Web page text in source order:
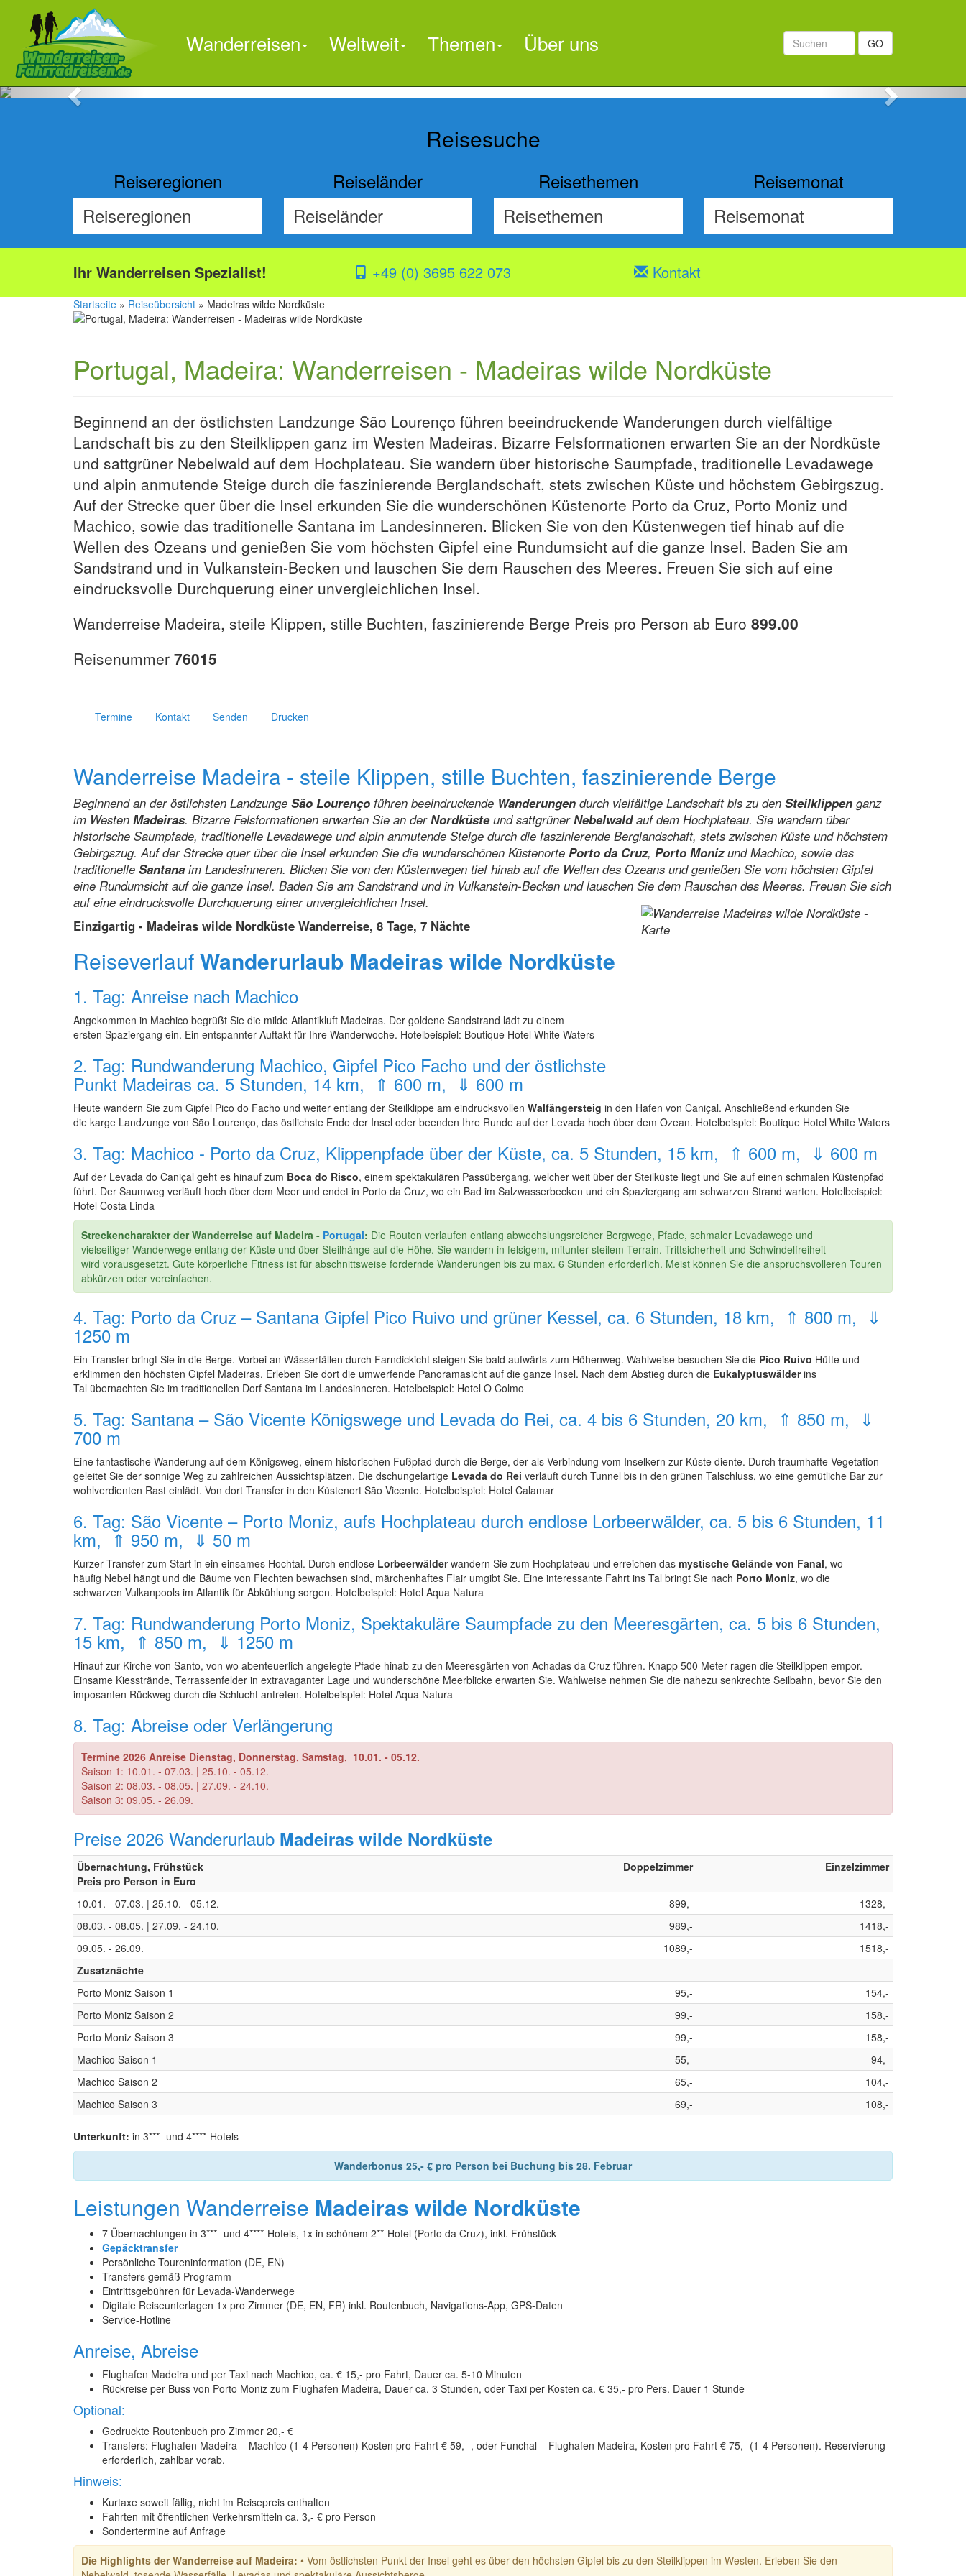

Previous Next
GO
Wanderreisen Weltweit Themen Über uns
Reisesuche
Reiseregionen Reiseländer Reisethemen Reisemonat
Ihr Wanderreisen Spezialist! +49 (0) 3695 622 073 Kontakt
Startseite » Reiseübersicht » Madeiras wilde Nordküste
Portugal, Madeira: Wanderreisen - Madeiras wilde Nordküste
Beginnend an der östlichsten Landzunge São Lourenço führen beeindruckende Wanderungen durch vielfältige
Landschaft bis zu den Steilklippen ganz im Westen Madeiras. Bizarre Felsformationen erwarten Sie an der Nordküste
und sattgrüner Nebelwald auf dem Hochplateau. Sie wandern über historische Saumpfade, traditionelle Levadawege
und alpin anmutende Steige durch die faszinierende Berglandschaft, stets zwischen Küste und höchstem Gebirgszug.
Auf der Strecke quer über die Insel erkunden Sie die wunderschönen Küstenorte Porto da Cruz, Porto Moniz und
Machico, sowie das traditionelle Santana im Landesinneren. Blicken Sie von den Küstenwegen tief hinab auf die
Wellen des Ozeans und genießen Sie vom höchsten Gipfel eine Rundumsicht auf die ganze Insel. Baden Sie am
Sandstrand und in Vulkanstein-Becken und lauschen Sie dem Rauschen des Meeres. Freuen Sie sich auf eine
eindrucksvolle Durchquerung einer unvergleichlichen Insel.
Wanderreise Madeira, steile Klippen, stille Buchten, faszinierende Berge Preis pro Person ab Euro 899.00
Reisenummer 76015
Termine Kontakt Senden Drucken
Wanderreise Madeira - steile Klippen, stille Buchten, faszinierende Berge
Beginnend an der östlichsten Landzunge São Lourenço führen beeindruckende Wanderungen durch vielfältige Landschaft bis zu den Steilklippen ganz
im Westen Madeiras. Bizarre Felsformationen erwarten Sie an derNordküsteund sattgrünerNebelwaldauf dem Hochplateau. Sie wandern über
historische Saumpfade, traditionelle Levadawege und alpin anmutende Steige durch die faszinierende Berglandschaft, stets zwischen Küste und höchstem
Gebirgszug. Auf der Strecke quer über die Insel erkunden Sie die wunderschönen Küstenorte Porto da Cruz, Porto Monizund Machico, sowie das
traditionelle Santana im Landesinneren. Blicken Sie von den Küstenwegen tief hinab auf die Wellen des Ozeans und genießen Sie vom höchsten Gipfel
eine Rundumsicht auf die ganze Insel. Baden Sie am Sandstrand und in Vulkanstein-Becken und lauschen Sie dem Rauschen des Meeres. Freuen Sie sich
auf eine eindrucksvolle Durchquerung einer unvergleichlichen Insel.
Einzigartig - Madeiras wilde Nordküste Wanderreise, 8 Tage, 7 Nächte
ReiseverlaufWanderurlaub Madeiras wilde Nordküste
1. Tag: Anreise nach Machico
Angekommen in Machico begrüßt Sie die milde Atlantikluft Madeiras. Der goldene Sandstrand lädt zu einem
ersten Spaziergang ein. Ein entspannter Auftakt für Ihre Wanderwoche. Hotelbeispiel: Boutique Hotel White Waters
2. Tag: Rundwanderung Machico, Gipfel Pico Facho und der östlichste
Punkt Madeiras ca. 5 Stunden, 14 km, ⇑ 600 m, ⇓ 600 m
Heute wandern Sie zum Gipfel Pico do Facho und weiter entlang der Steilklippe am eindrucksvollen Walfängersteig in den Hafen von Caniçal. Anschließend erkunden Sie
die karge Landzunge von São Lourenço, das östlichste Ende der Insel oder beenden Ihre Runde auf der Levada hoch über dem Ozean. Hotelbeispiel: Boutique Hotel White Waters
3. Tag: Machico - Porto da Cruz, Klippenpfade über der Küste, ca. 5 Stunden, 15 km, ⇑ 600 m, ⇓ 600 m
Auf der Levada do Caniçal geht es hinauf zum Boca do Risco, einem spektakulären Passübergang, welcher weit über der Steilküste liegt und Sie auf einen schmalen Küstenpfad
führt. Der Saumweg verläuft hoch über dem Meer und endet in Porto da Cruz, wo ein Bad im Salzwasserbecken und ein Spaziergang am schwarzen Strand warten. Hotelbeispiel:
Hotel Costa Linda
Streckencharakter der Wanderreise auf Madeira - Portugal: Die Routen verlaufen entlang abwechslungsreicher Bergwege, Pfade, schmaler Levadawege und
vielseitiger Wanderwege entlang der Küste und über Steilhänge auf die Höhe. Sie wandern in felsigem, mitunter steilem Terrain. Trittsicherheit und Schwindelfreiheit
wird vorausgesetzt. Gute körperliche Fitness ist für abschnittsweise fordernde Wanderungen bis zu max. 6 Stunden erforderlich. Meist können Sie die anspruchsvolleren Touren
abkürzen oder vereinfachen.
4. Tag: Porto da Cruz – Santana Gipfel Pico Ruivo und grüner Kessel, ca. 6 Stunden, 18 km, ⇑ 800 m, ⇓
1250 m
Ein Transfer bringt Sie in die Berge. Vorbei an Wässerfällen durch Farndickicht steigen Sie bald aufwärts zum Höhenweg. Wahlweise besuchen Sie die Pico Ruivo Hütte und
erklimmen den höchsten Gipfel Madeiras. Erleben Sie dort die umwerfende Panoramasicht auf die ganze Insel. Nach dem Abstieg durch die Eukalyptuswälderins
Tal übernachten Sie im traditionellen Dorf Santana im Landesinneren. Hotelbeispiel: Hotel O Colmo
5. Tag: Santana – São Vicente Königswege und Levada do Rei, ca. 4 bis 6 Stunden, 20 km, ⇑ 850 m, ⇓
700 m
Eine fantastische Wanderung auf dem Königsweg, einem historischen Fußpfad durch die Berge, der als Verbindung vom Inselkern zur Küste diente. Durch traumhafte Vegetation
geleitet Sie der sonnige Weg zu zahlreichen Aussichtsplätzen. Die dschungelartige Levada do Rei verläuft durch Tunnel bis in den grünen Talschluss, wo eine gemütliche Bar zur
wohlverdienten Rast einlädt. Von dort Transfer in den Küstenort São Vicente. Hotelbeispiel: Hotel Calamar
6. Tag: São Vicente – Porto Moniz, aufs Hochplateau durch endlose Lorbeerwälder, ca. 5 bis 6 Stunden, 11
km, ⇑ 950 m, ⇓ 50 m
Kurzer Transfer zum Start in ein einsames Hochtal. Durch endlose Lorbeerwälderwandern Sie zum Hochplateau und erreichen das mystische Gelände von Fanal, wo
häufig Nebel hängt und die Bäume von Flechten bewachsen sind, märchenhaftes Flair umgibt Sie. Eine interessante Fahrt ins Tal bringt Sie nach Porto Moniz, wo die
schwarzen Vulkanpools im Atlantik für Abkühlung sorgen. Hotelbeispiel: Hotel Aqua Natura
7. Tag: Rundwanderung Porto Moniz, Spektakuläre Saumpfade zu den Meeresgärten, ca. 5 bis 6 Stunden,
15 km, ⇑ 850 m, ⇓ 1250 m
Hinauf zur Kirche von Santo, von wo abenteuerlich angelegte Pfade hinab zu den Meeresgärten von Achadas da Cruz führen. Knapp 500 Meter ragen die Steilklippen empor.
Einsame Kiesstrände, Terrassenfelder in extravaganter Lage und wunderschöne Meerblicke erwarten Sie. Wahlweise nehmen Sie die nahezu senkrechte Seilbahn, bevor Sie den
imposanten Rückweg durch die Schlucht antreten. Hotelbeispiel: Hotel Aqua Natura
8. Tag: Abreise oder Verlängerung
Termine 2026 Anreise Dienstag, Donnerstag, Samstag, 10.01. - 05.12.
Saison 1: 10.01. - 07.03. | 25.10. - 05.12.
Saison 2: 08.03. - 08.05. | 27.09. - 24.10.
Saison 3: 09.05. - 26.09.
Preise 2026 Wanderurlaub Madeiras wilde Nordküste
Übernachtung, Frühstück
Preis pro Person in Euro
Doppelzimmer Einzelzimmer
10.01. - 07.03. | 25.10. - 05.12. 899,-
1328,-
08.03. - 08.05. | 27.09. - 24.10.
989,-
1418,-
09.05. - 26.09.
1089,-
1518,-
Zusatznächte
Porto Moniz Saison 1
95,-
154,-
Porto Moniz Saison 2
99,-
158,-
Porto Moniz Saison 3
99,-
158,-
Machico Saison 1
55,-
94,-
Machico Saison 2
65,-
104,-
Machico Saison 3
69,- 108,-
Unterkunft: in 3***- und 4****-Hotels
Wanderbonus 25,- € pro Person bei Buchung bis 28. Februar
Leistungen Wanderreise Madeiras wilde Nordküste
7 Übernachtungen in 3***- und 4****-Hotels, 1x in schönem 2**-Hotel (Porto da Cruz), inkl. Frühstück
Gepäcktransfer
Persönliche Toureninformation (DE, EN)
Transfers gemäß Programm
Eintrittsgebühren für Levada-Wanderwege
Digitale Reiseunterlagen 1x pro Zimmer (DE, EN, FR) inkl. Routenbuch, Navigations-App, GPS-Daten
Service-Hotline
Anreise, Abreise
Flughafen Madeira und per Taxi nach Machico, ca. € 15,- pro Fahrt, Dauer ca. 5-10 Minuten
Rückreise per Buss von Porto Moniz zum Flughafen Madeira, Dauer ca. 3 Stunden, oder Taxi per Kosten ca. € 35,- pro Pers. Dauer 1 Stunde
Optional:
Gedruckte Routenbuch pro Zimmer 20,- €
Transfers: Flughafen Madeira – Machico (1-4 Personen) Kosten pro Fahrt € 59,- , oder Funchal – Flughafen Madeira, Kosten pro Fahrt € 75,- (1-4 Personen). Reservierung
erforderlich, zahlbar vorab.
Hinweis:
Kurtaxe soweit fällig, nicht im Reisepreis enthalten
Fahrten mit öffentlichen Verkehrsmitteln ca. 3,- € pro Person
Sondertermine auf Anfrage
Die Highlights der Wanderreise auf Madeira: • Vom östlichsten Punkt der Insel geht es über den höchsten Gipfel bis zu den Steilklippen im Westen. Erleben Sie den